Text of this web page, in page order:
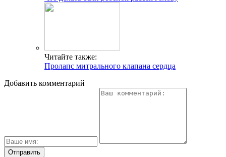
Читайте также:
Пролапс митрального клапана сердца
Добавить комментарий